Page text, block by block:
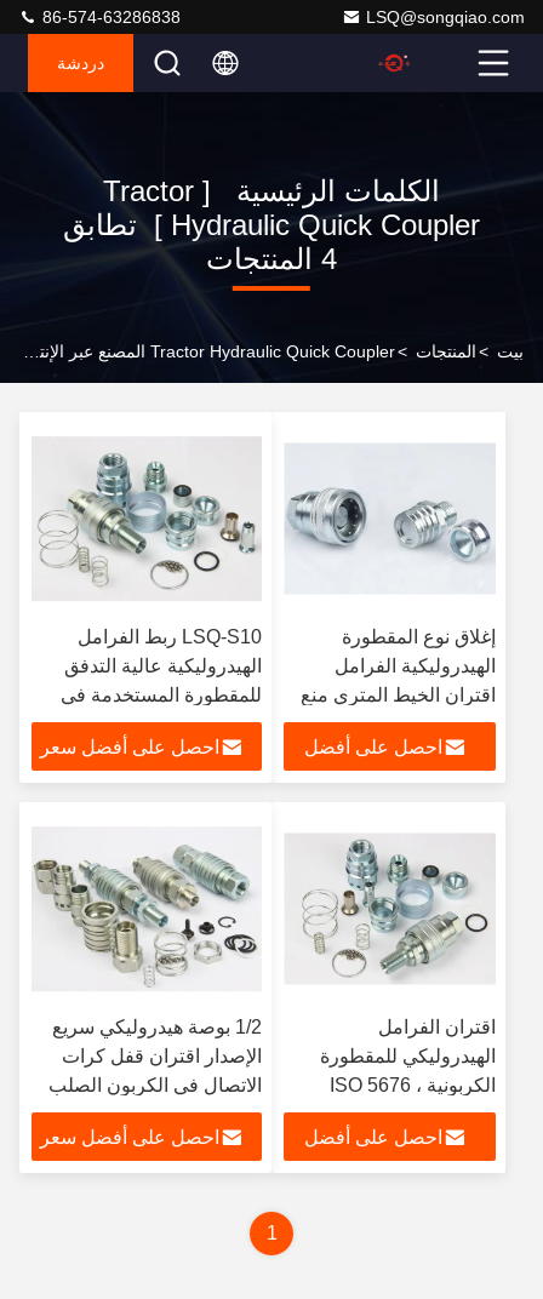
LSQ@songqiao.com
86-574-63286838
دردشة
الكلمات الرئيسية [ Tractor
Hydraulic Quick Coupler ] تطابق
4 المنتجات
بيت >المنتجات >
إغلاق نوع المقطورة
الهيدروليكية الفرامل
اقتران الخيط المتري منع
التسرب غير المزدوج
احصل على أفضل
LSQ-S10 ربط الفرامل
الهيدروليكية عالية التدفق
للمقطورة المستخدمة في
الآلات الزراعية
احصل على أفضل سعر
اقتران الفرامل
الهيدروليكي للمقطورة
الكربونية ، ISO 5676
مقرنة الفرامل
الهيدروليكية القياسية
احصل على أفضل
1/2 بوصة هيدروليكي سريع
الإصدار اقتران قفل كرات
الاتصال في الكربون الصلب
احصل على أفضل سعر
1